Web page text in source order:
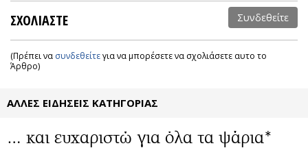
ΣΧΟΛΙΑΣΤΕ Συνδεθείτε
(Πρέπει να συνδεθείτεγια να μπορέσετε να σχολιάσετε αυτο το
Άρθρο)
ΑΛΛΕΣ ΕΙΔΗΣΕΙΣ ΚΑΤΗΓΟΡΙΑΣ
… και ευχαριστώ για όλα τα ψάρια*